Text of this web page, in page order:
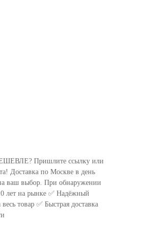
Пришлите ссылку или
Доставка по Москве в день
ваш выбор. При обнаружении
лет на рынке ✅ Надёжный
товар ✅ Быстрая доставка